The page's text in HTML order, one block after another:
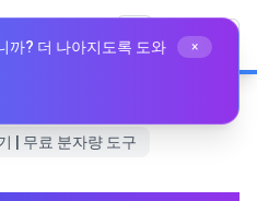
한국어
| 무료 분자량 도구
까? 더 나아지도록 도와
×